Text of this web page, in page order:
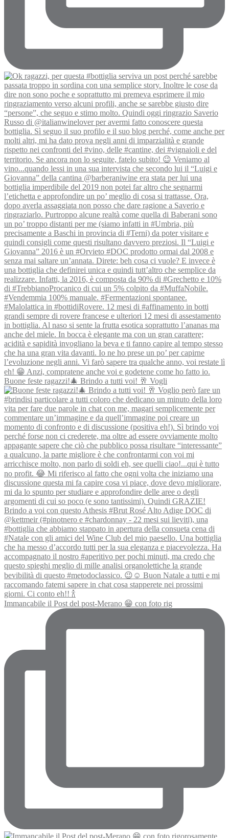
Buone feste ragazzi!🎄 Brindo a tutti voi! 🥂 Vogli
Immancabile il Post del post-Merano 😁 con foto rig